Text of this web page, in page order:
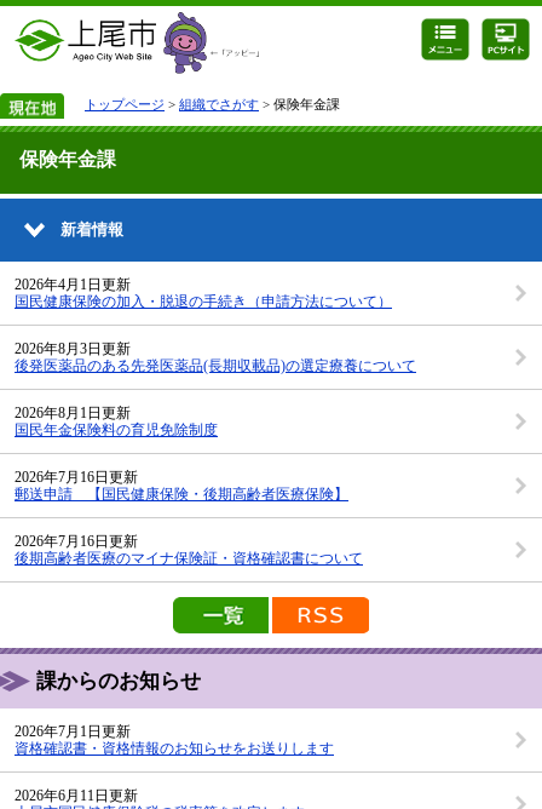
トップページ > 組織でさがす > 保険年金課
保険年金課
新着情報
2026年4月1日更新
国民健康保険の加入・脱退の手続き（申請方法について）
2026年8月3日更新
後発医薬品のある先発医薬品(長期収載品)の選定療養について
2026年8月1日更新
国民年金保険料の育児免除制度
2026年7月16日更新
郵送申請 【国民健康保険・後期高齢者医療保険】
2026年7月16日更新
後期高齢者医療のマイナ保険証・資格確認書について
新着情報の一覧を見る
課からのお知らせ
2026年7月1日更新
資格確認書・資格情報のお知らせをお送りします
2026年6月11日更新